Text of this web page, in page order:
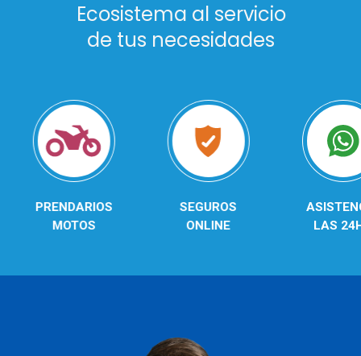
Ecosistema al servicio
de tus necesidades
PRENDARIOS
MOTOS
SEGUROS
ONLINE
LAS